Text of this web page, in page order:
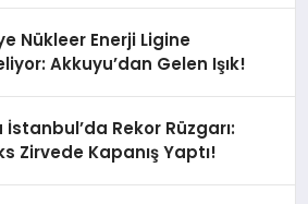
Nükleer Enerji Ligine
Akkuyu’dan Gelen Işık!
İstanbul’da Rekor Rüzgarı:
Zirvede Kapanış Yaptı!